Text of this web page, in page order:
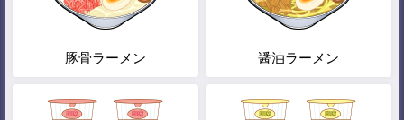
豚骨ラーメン 醤油ラーメン